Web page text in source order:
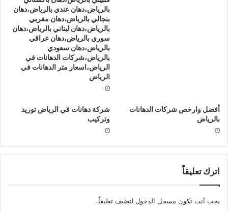
بالرياض،دهان عندي بالرياض،دهان
بنجالي بالرياض،دهان مغربي
بالرياض،دهان لبناني بالرياض،دهان
سوري بالرياض،دهان عراقي
بالرياض،دهان سعودي
بالرياض،شركات الدهانات في
الرياض،اسعار متر الدهانات في
الرياض
أفضل وارخص شركات الدهانات
بالرياض
شركة دهانات في الرياض توريد
وتركيب
اترك تعليقاً
يجب أنت تكون مسجل الدخول لتضيف تعليقاً.